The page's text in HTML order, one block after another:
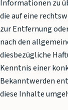
Informationen zu
die auf eine
zur Entfernung
nach den
diesbezügliche
Kenntnis einer
Bekanntwerden
diese Inhalte